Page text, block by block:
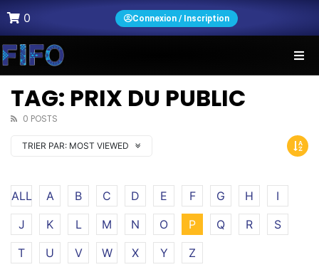
0 Connexion / Inscription
TAG: PRIX DU PUBLIC
0 POSTS
TRIER PAR: MOST VIEWED
ALL A B C D E F G H
I
J
K L M N O P Q R
S
T
U V W X Y Z